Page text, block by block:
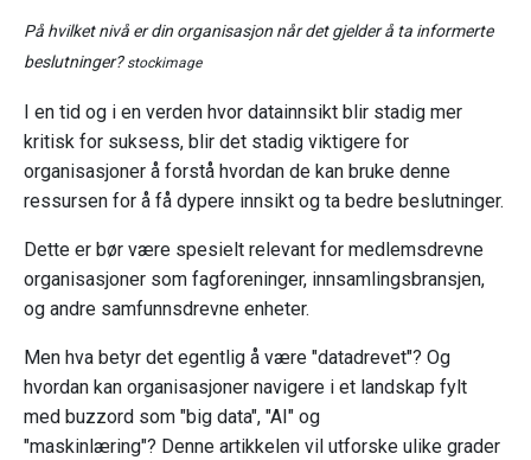
På hvilket nivå er din organisasjon når det gjelder å ta informerte
beslutninger? stockimage
I en tid og i en verden hvor datainnsikt blir stadig mer
kritisk for suksess, blir det stadig viktigere for
organisasjoner å forstå hvordan de kan bruke denne
ressursen for å få dypere innsikt og ta bedre beslutninger.
Dette er bør være spesielt relevant for medlemsdrevne
organisasjoner som fagforeninger, innsamlingsbransjen,
og andre samfunnsdrevne enheter.
Men hva betyr det egentlig å være "datadrevet"? Og
hvordan kan organisasjoner navigere i et landskap fylt
med buzzord som "big data", "AI" og
"maskinlæring"? Denne artikkelen vil utforske ulike grader